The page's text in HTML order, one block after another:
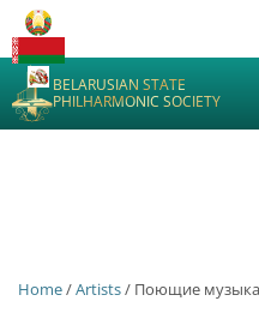
BELARUSIAN STATE
PHILHARMONIC SOCIETY
Home/Artists/ Поющие